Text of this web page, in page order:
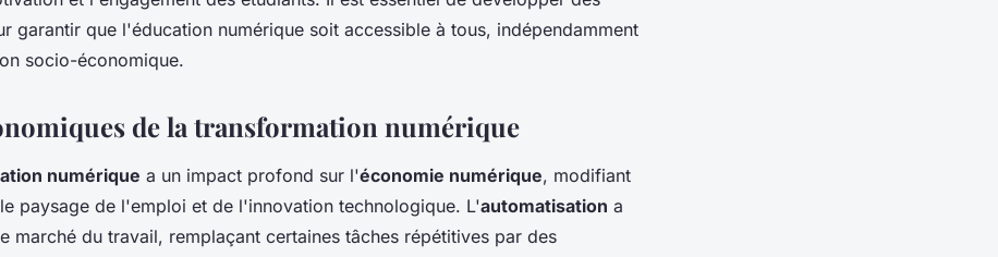
garantir que l'éducation numérique soit accessible à tous, indépendamment
socio-économique.
de la transformation numérique
numérique a un impact profond sur l'économie numérique, modifiant
paysage de l'emploi et de l'innovation technologique. L'automatisation a
marché du travail, remplaçant certaines tâches répétitives par des